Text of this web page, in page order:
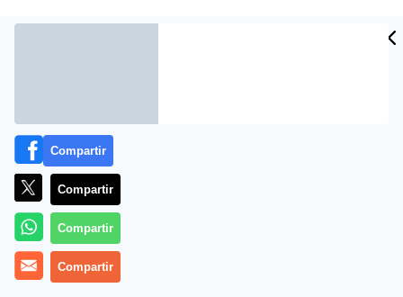
Más información
Compartir
Compartir
Compartir
Compartir